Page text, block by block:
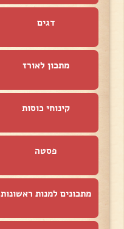
דגים
מתכון לאורז
קינוחי כוסות
פסטה
מתכונים למנות ראשונות